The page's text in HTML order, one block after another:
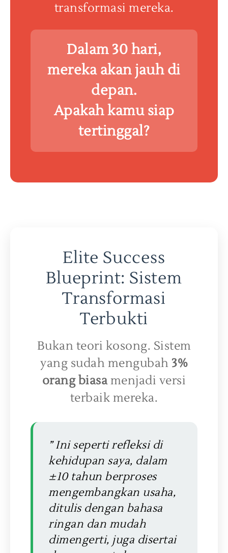
transformasi mereka.
Dalam 30 hari,
mereka akan jauh di
depan.
Apakah kamu siap
tertinggal?
Elite Success
Blueprint: Sistem
Transformasi
Terbukti
Bukan teori kosong. Sistem
yang sudah mengubah 3%
orang biasamenjadi versi
terbaik mereka.
” Ini seperti refleksi di
kehidupan saya, dalam
±10 tahun berproses
mengembangkan usaha,
ditulis dengan bahasa
ringan dan mudah
dimengerti, juga disertai